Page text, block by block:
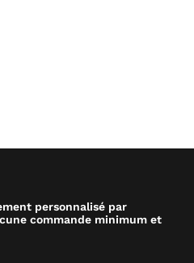
personnalisé par
commande minimum et